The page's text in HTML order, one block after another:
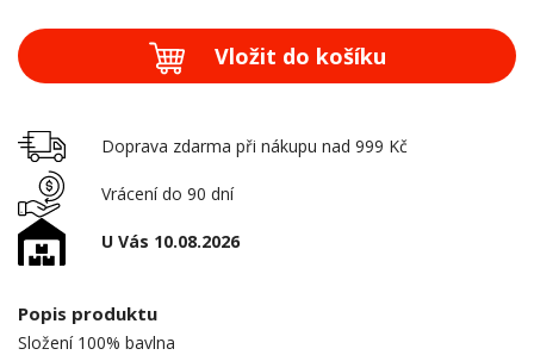
Vložit do košíku
Doprava zdarma při nákupu nad 999 Kč
Vrácení do 90 dní
U Vás 10.08.2026
Popis produktu
Složení 100% bavlna